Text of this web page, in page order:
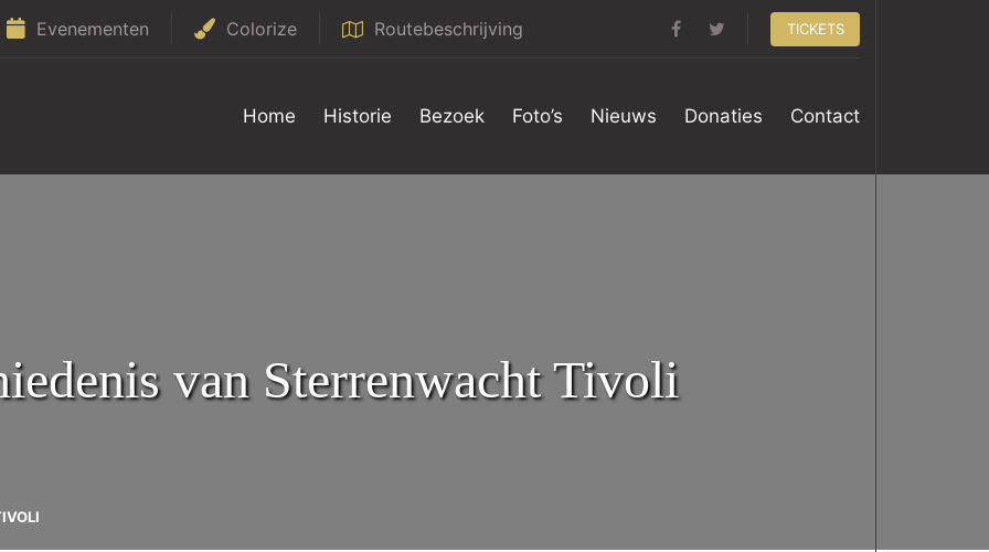
Evenementen Colorize Routebeschrijving TICKETS
Home Historie Bezoek Foto’s Nieuws Donaties Contact
van Sterrenwacht Tivoli